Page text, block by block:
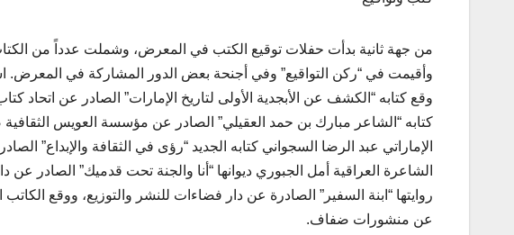
من جهة ثانية بدأت حفلات توقيع الكتب في المعرض، وشملت عدداً من
وأقيمت في “ركن التواقيع” وفي أجنحة بعض الدور المشاركة في المعرض.
وقع كتابه “الكشف عن الأبجدية الأولى لتاريخ الإمارات” الصادر عن اتحاد
كتابه “الشاعر مبارك بن حمد العقيلي” الصادر عن مؤسسة العويس
الإماراتي عبد الرضا السجواني كتابه الجديد “رؤى في الثقافة والإبداع”
الشاعرة العراقية أمل الجبوري ديوانها “أنا والجنة تحت قدميك” الصادر عن
روايتها “ابنة السفير” الصادرة عن دار فضاءات للنشر والتوزيع، ووقع
عن منشورات ضفاف.